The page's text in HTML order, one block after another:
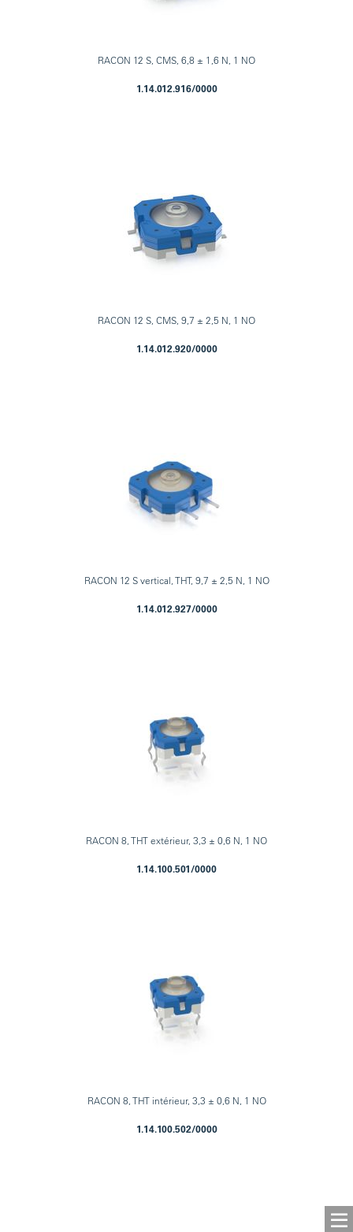
RACON 12 S, CMS, 6,8 ± 1,6 N, 1 NO
1.14.012.916/0000
RACON 12 S, CMS, 9,7 ± 2,5 N, 1 NO
1.14.012.920/0000
RACON 12 S vertical, THT, 9,7 ± 2,5 N, 1 NO
1.14.012.927/0000
RACON 8, THT extérieur, 3,3 ± 0,6 N, 1 NO
1.14.100.501/0000
RACON 8, THT intérieur, 3,3 ± 0,6 N, 1 NO
1.14.100.502/0000